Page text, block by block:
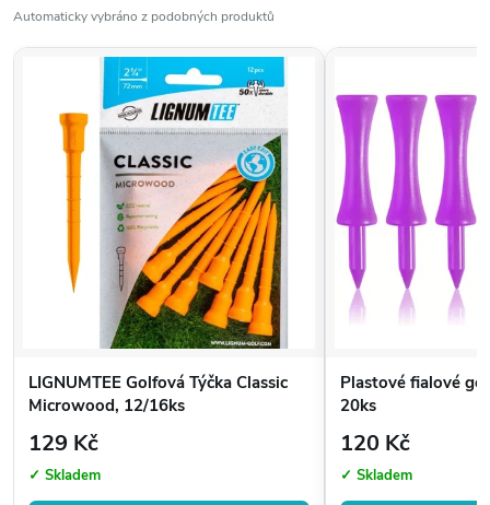
Automaticky vybráno z podobných produktů
LIGNUMTEE Golfová Týčka Classic
Microwood, 12/16ks
129 Kč
✓ Skladem
Plastové fialové
20ks
120 Kč
✓ Skladem